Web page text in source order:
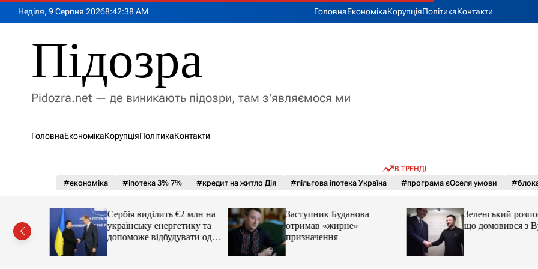
Неділя, 9 Серпня 20268:42:39AM ГоловнаЕкономікаКорупціяПолітикаКонтакти
Підозра
Pidozra.net — де виникають підозри, там з'являємося ми
ГоловнаЕкономікаКорупціяПолітикаКонтакти
В ТРЕНДІ
#економіка #іпотека 3% 7% #кредит на житло Дія #пільгова іпотека Україна #програма єОселя умови
та
Сербія виділить €2 млн на
українську енергетику та
допоможе відбудувати одне
Заступник Буданова
отримав «жирне»
призначення
Зеленський
що домовився з